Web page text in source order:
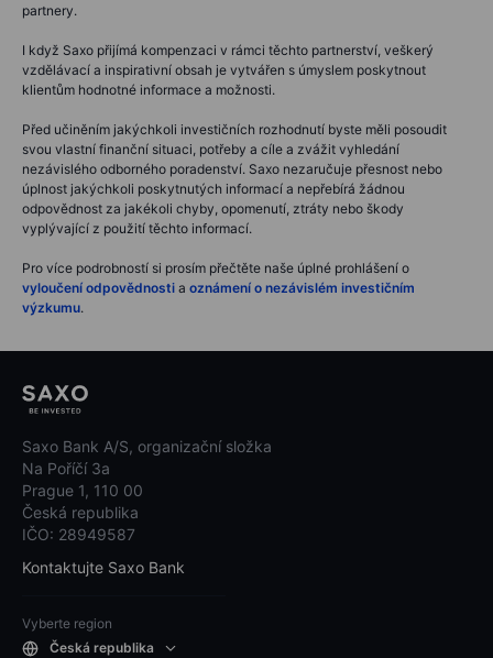
partnery.
I když Saxo přijímá kompenzaci v rámci těchto partnerství, veškerý
vzdělávací a inspirativní obsah je vytvářen s úmyslem poskytnout
klientům hodnotné informace a možnosti.
Před učiněním jakýchkoli investičních rozhodnutí byste měli posoudit
svou vlastní finanční situaci, potřeby a cíle a zvážit vyhledání
nezávislého odborného poradenství. Saxo nezaručuje přesnost nebo
úplnost jakýchkoli poskytnutých informací a nepřebírá žádnou
odpovědnost za jakékoli chyby, opomenutí, ztráty nebo škody
vyplývající z použití těchto informací.
Pro více podrobností si prosím přečtěte naše úplné prohlášení o
vyloučení odpovědnosti a oznámení o nezávislém investičním
výzkumu.
Saxo Bank A/S, organizační složka
Na Poříčí 3a
Prague 1, 110 00
Česká republika
IČO: 28949587
Kontaktujte Saxo Bank
Vyberte region
Česká republika